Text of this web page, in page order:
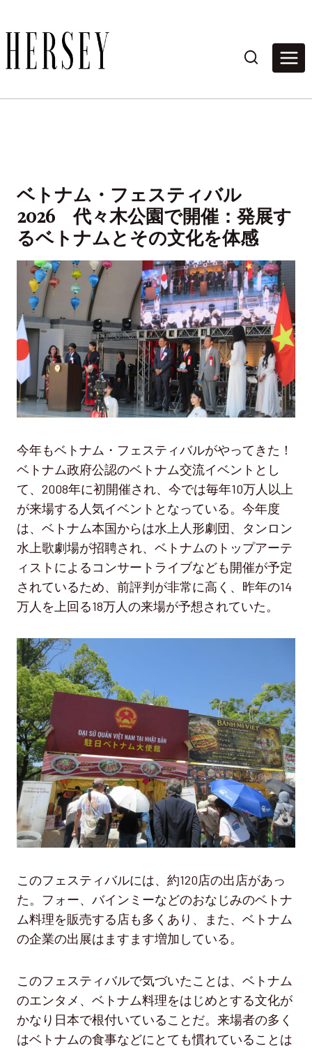
容
を
ス
ベトナム・フェスティバル
2026 代々木公園で開催：発展す
るベトナムとその文化を体感
今年もベトナム・フェスティバルがやってきた！
ベトナム政府公認のベトナム交流イベントとし
て、2008年に初開催され、今では毎年10万人以上
が来場する人気イベントとなっている。今年度
は、ベトナム本国からは水上人形劇団、タンロン
水上歌劇場が招聘され、ベトナムのトップアーテ
ィストによるコンサートライブなども開催が予定
されているため、前評判が非常に高く、昨年の14
万人を上回る18万人の来場が予想されていた。
このフェスティバルには、約120店の出店があっ
た。フォー、バインミーなどのおなじみのベトナ
ム料理を販売する店も多くあり、また、ベトナム
の企業の出展はますます増加している。
このフェスティバルで気づいたことは、ベトナム
のエンタメ、ベトナム料理をはじめとする文化が
かなり日本で根付いていることだ。来場者の多く
はベトナムの食事などにとても慣れていることは